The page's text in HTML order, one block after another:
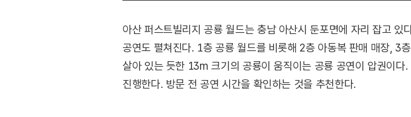
아산 퍼스트빌리지 공룡 월드는 충남 아산시 둔포면에 자리 잡고
공연도 펼쳐진다. 1층 공룡 월드를 비롯해 2층 아동복 판매 매장, 3
살아 있는 듯한 13m 크기의 공룡이 움직이는 공룡 공연이 압권이
진행한다. 방문 전 공연 시간을 확인하는 것을 추천한다.